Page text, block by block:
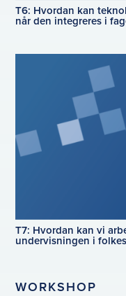
T6: Hvordan kan
når den integreres i
T7: Hvordan kan vi
undervisningen i
WORKSHOP